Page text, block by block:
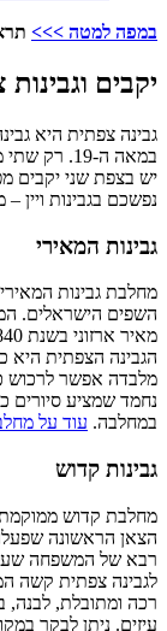
במפה למטה >>>
יקבים וגבינות
גבינה צפתית היא
במאה ה-19.
יש בצפת שני יקבים
נפשכם בגבינות ויין –
גבינות המאירי
מחלבת גבינות
השפים הישראלים.
הגבינה הצפתית היא
מלבדה אפשר לרכוש
נחמד שמציע סיורים
במחלבה.עוד על
גבינות קדוש
מחלבת קדוש ממוקמת
הצאן הראשונה
לגבינה צפתית קשה
רכה ומתובלת, לבנה,
עיזים. ניתן לבקר